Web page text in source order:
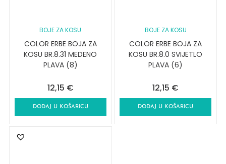
BOJE ZA KOSU
COLOR ERBE BOJA ZA
KOSU BR.8.31 MEDENO
PLAVA (8)
12,15 €
DODAJ U KOŠARICU
BOJE ZA KOSU
COLOR ERBE BOJA ZA
KOSU BR.8.0 SVIJETLO
PLAVA (6)
12,15 €
DODAJ U KOŠARICU